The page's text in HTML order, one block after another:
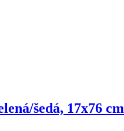
šedá, 17x76 cm